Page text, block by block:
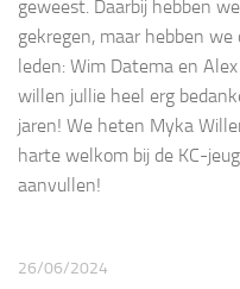
geweest. Daarbij hebben
gekregen, maar hebben
leden: Wim Datema en
willen jullie heel erg
jaren! We heten Myka
harte welkom bij de KC-
aanvullen!
26/06/2024